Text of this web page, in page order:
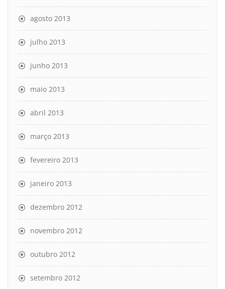
agosto 2013
julho 2013
junho 2013
maio 2013
abril 2013
março 2013
fevereiro 2013
janeiro 2013
dezembro 2012
novembro 2012
outubro 2012
setembro 2012